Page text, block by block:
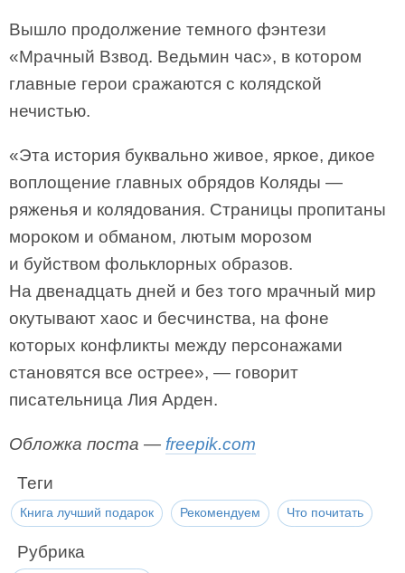
Вышло продолжение темного фэнтези
«Мрачный Взвод. Ведьмин час», в котором
главные герои сражаются с колядской
нечистью.
«Эта история буквально живое, яркое, дикое
воплощение главных обрядов Коляды —
ряженья и колядования. Страницы пропитаны
мороком и обманом, лютым морозом
и буйством фольклорных образов.
На двенадцать дней и без того мрачный мир
окутывают хаос и бесчинства, на фоне
которых конфликты между персонажами
становятся все острее», — говорит
писательница Лия Арден.
Обложка поста — freepik.com
Теги
Книга лучший подарок Рекомендуем Что почитать
Рубрика